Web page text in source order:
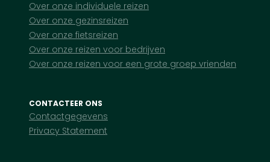
Over onze individuele reizen
Over onze gezinsreizen
Over onze fietsreizen
Over onze reizen voor bedrijven
Over onze reizen voor een grote groep vrienden
CONTACTEER ONS
Contactgegevens
Privacy Statement